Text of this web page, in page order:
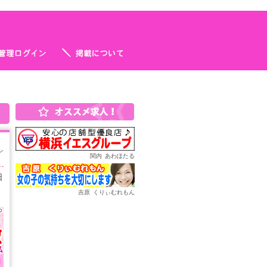
関内 あわほたる
吉原 くりぃむれもん